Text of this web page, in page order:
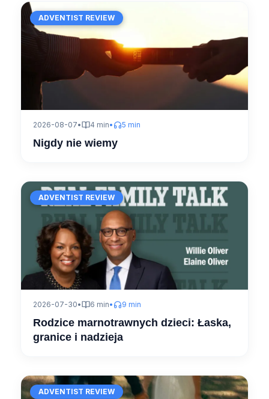
ADVENTIST REVIEW
2026-08-07• 4 min• 5 min
Nigdy nie wiemy
ADVENTIST REVIEW
2026-07-30• 6 min• 9 min
Rodzice marnotrawnych dzieci: Łaska,
granice i nadzieja
ADVENTIST REVIEW